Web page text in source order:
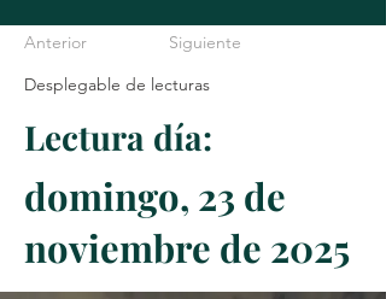
Anterior
Siguiente
Desplegable de lecturas
Lectura día:
domingo, 23 de
noviembre de 2025